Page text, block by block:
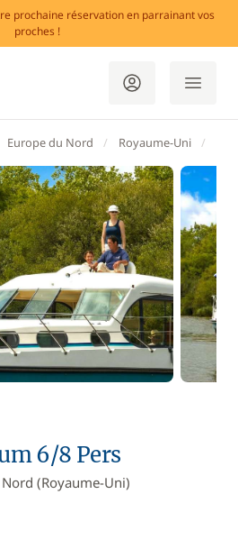
prochaine réservation en parrainant vos
proches !
Europe du Nord Royaume-Uni
6/8 Pers
(Royaume-Uni)